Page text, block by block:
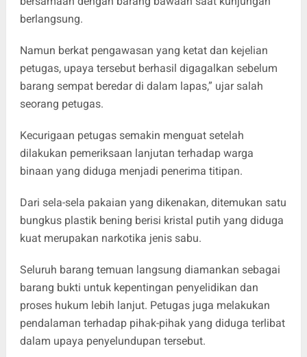
berlangsung.
Namun berkat pengawasan yang ketat dan kejelian
petugas, upaya tersebut berhasil digagalkan sebelum
barang sempat beredar di dalam lapas,” ujar salah
seorang petugas.
Kecurigaan petugas semakin menguat setelah
dilakukan pemeriksaan lanjutan terhadap warga
binaan yang diduga menjadi penerima titipan.
Dari sela-sela pakaian yang dikenakan, ditemukan satu
bungkus plastik bening berisi kristal putih yang diduga
kuat merupakan narkotika jenis sabu.
Seluruh barang temuan langsung diamankan sebagai
barang bukti untuk kepentingan penyelidikan dan
proses hukum lebih lanjut. Petugas juga melakukan
pendalaman terhadap pihak-pihak yang diduga terlibat
dalam upaya penyelundupan tersebut.